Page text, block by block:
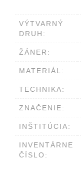
VÝTVARNÝ
DRUH:
ŽÁNER:
MATERIÁL:
TECHNIKA:
ZNAČENIE:
INŠTITÚCIA:
INVENTÁRNE
ČÍSLO: